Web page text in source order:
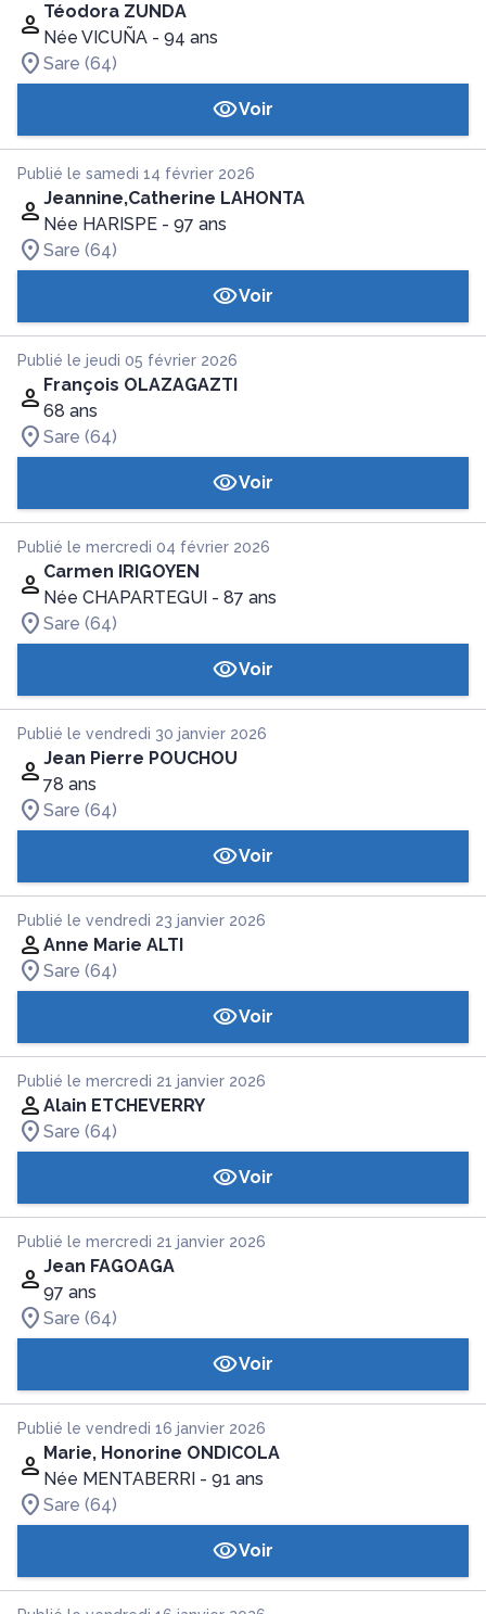
Téodora ZUNDA
Née VICUÑA - 94 ans
Sare (64)
Voir
Publié le samedi 14 février 2026
Jeannine,Catherine LAHONTA
Née HARISPE - 97 ans
Sare (64)
Voir
Publié le jeudi 05 février 2026
François OLAZAGAZTI
68 ans
Sare (64)
Voir
Publié le mercredi 04 février 2026
Carmen IRIGOYEN
Née CHAPARTEGUI - 87 ans
Sare (64)
Voir
Publié le vendredi 30 janvier 2026
Jean Pierre POUCHOU
78 ans
Sare (64)
Voir
Publié le vendredi 23 janvier 2026
Anne Marie ALTI
Sare (64)
Voir
Publié le mercredi 21 janvier 2026
Alain ETCHEVERRY
Sare (64)
Voir
Publié le mercredi 21 janvier 2026
Jean FAGOAGA
97 ans
Sare (64)
Voir
Publié le vendredi 16 janvier 2026
Marie, Honorine ONDICOLA
Née MENTABERRI - 91 ans
Sare (64)
Voir